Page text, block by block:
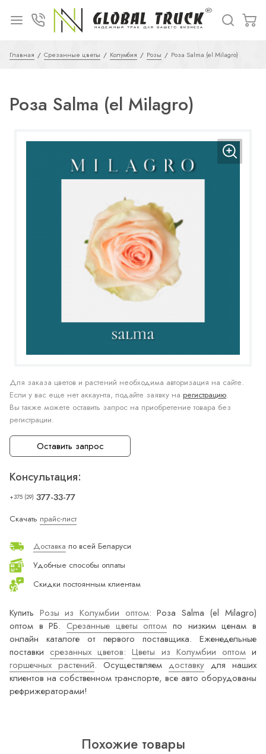
Главная Срезанные цветы Колумбия Розы Роза Salma (el Milagro)
Роза Salma (el Milagro)
Для заказа цветов и растений необходима авторизация на сайте.
Если у вас еще нет аккаунта, подайте заявку на регистрацию.
Вы также можете оставить запрос на приобретение товара без
регистрации.
Оставить запрос
Консультация:
+375 (29) 377-33-77
Скачать прайс-лист
Доставка по всей Беларуси
Удобные способы оплаты
Скидки постоянным клиентам
Купить Розы из Колумбии оптом: Роза Salma (el Milagro)
оптом в РБ. Срезанные цветы оптом по низким ценам в
онлайн каталоге от первого поставщика. Еженедельные
поставкисрезанных цветов:Цветы из Колумбии оптоми
горшечных растений. Осуществляем доставку для наших
клиентов на собственном транспорте, все авто оборудованы
рефрижераторами!
Похожие товары